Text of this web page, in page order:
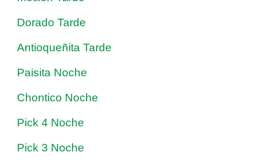
Dorado Tarde
Antioqueñita Tarde
Paisita Noche
Chontico Noche
Pick 4 Noche
Pick 3 Noche